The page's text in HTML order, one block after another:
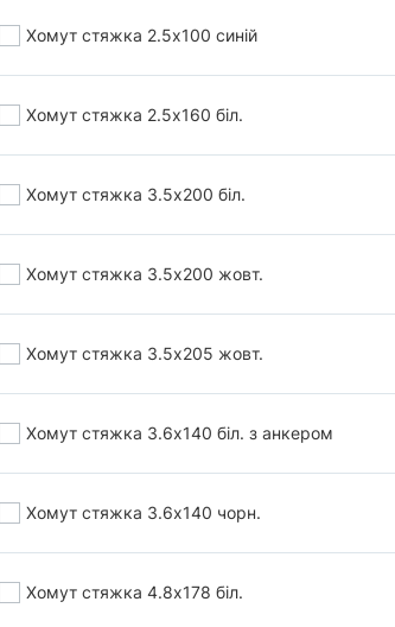
Хомут стяжка 2.5х100 синій
Хомут стяжка 2.5х160 біл.
Хомут стяжка 3.5х200 біл.
Хомут стяжка 3.5х200 жовт.
Хомут стяжка 3.5х205 жовт.
Хомут стяжка 3.6х140 біл. з анкером
Хомут стяжка 3.6х140 чорн.
Хомут стяжка 4.8х178 біл.